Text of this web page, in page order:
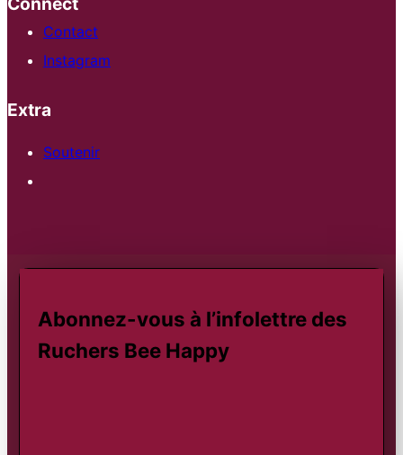
Contact
Instagram
Extra
Soutenir
Abonnez-vous à l’infolettre des
Ruchers Bee Happy